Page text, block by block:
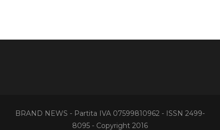
BRAND NEWS - Partita IVA 07599810962 - ISSN 2499-
8095 - Copyright 2016